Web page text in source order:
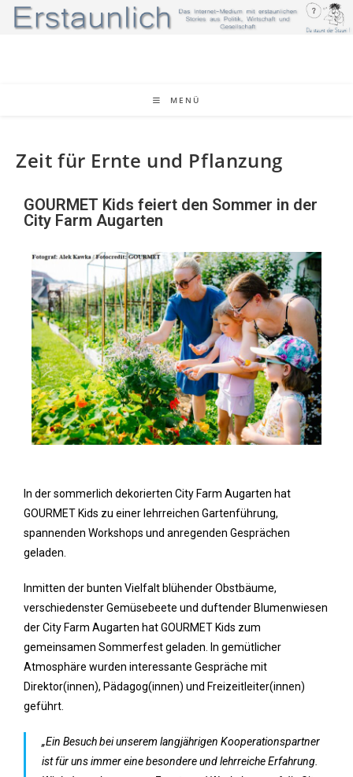
MENÜ
Zeit für Ernte und Pflanzung
GOURMET Kids feiert den Sommer in der
City Farm Augarten
In der sommerlich dekorierten City Farm Augarten hat
GOURMET Kids zu einer lehrreichen Gartenführung,
spannenden Workshops und anregenden Gesprächen
geladen.
Inmitten der bunten Vielfalt blühender Obstbäume,
verschiedenster Gemüsebeete und duftender Blumenwiesen
der City Farm Augarten hat GOURMET Kids zum
gemeinsamen Sommerfest geladen. In gemütlicher
Atmosphäre wurden interessante Gespräche mit
Direktor(innen), Pädagog(innen) und Freizeitleiter(innen)
geführt.
„Ein Besuch bei unserem langjährigen Kooperationspartner
ist für uns immer eine besondere und lehrreiche Erfahrung.